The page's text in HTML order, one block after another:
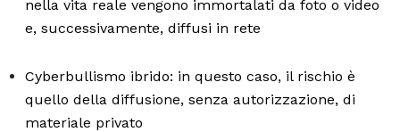
nella vita reale vengono immortalati da foto o video
e, successivamente, diffusi in rete
Cyberbullismo ibrido: in questo caso, il rischio è
quello della diffusione, senza autorizzazione, di
materiale privato